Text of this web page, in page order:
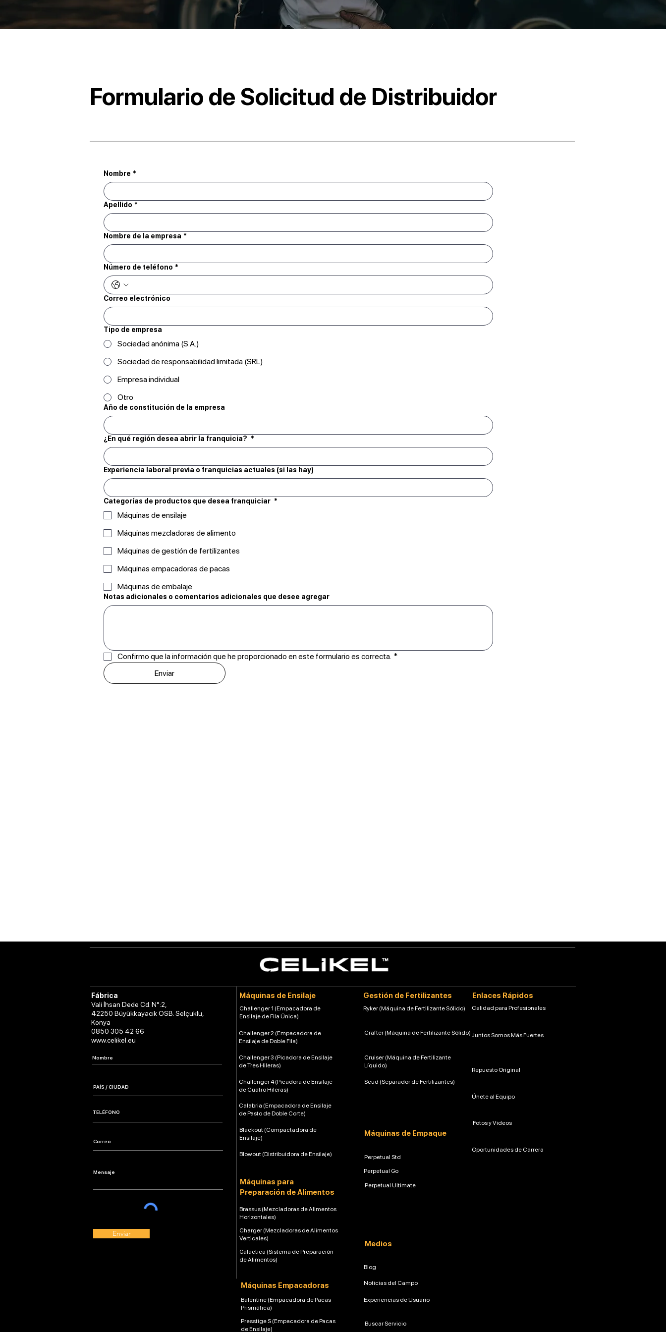
Formulario de Solicitud de Distribuidor
Nombre *
Apellido *
Nombre de la empresa *
Número de teléfono *
Correo electrónico
Tipo de empresa
Sociedad anónima (S.A.)
Sociedad de responsabilidad limitada (SRL)
Empresa individual
Otro
Año de constitución de la empresa
¿En qué región desea abrir la franquicia? *
Experiencia laboral previa o franquicias actuales (si las hay)
Categorías de productos que desea franquiciar *
Máquinas de ensilaje
Máquinas mezcladoras de alimento
Máquinas de gestión de fertilizantes
Máquinas empacadoras de pacas
Máquinas de embalaje
Notas adicionales o comentarios adicionales que desee agregar
Confirmo que la información que he proporcionado en este formulario es correcta. *
Enviar
Fábrica
Vali İhsan Dede Cd. N°:2,
42250 Büyükkayacık OSB. Selçuklu,
Konya
0850 305 42 66
www.celikel.eu
Enviar
Máquinas de Ensilaje
Challenger 1 (Empacadora de
Ensilaje de Fila Única)
Challenger 2 (Empacadora de
Ensilaje de Doble Fila)
Enlaces Rápidos
Ryker (Máquina de Fertilizante Sólido)
Cruiser (Máquina de Fertilizante
Líquido)
Scud (Separador de Fertilizantes)
Calabria (Empacadora de Ensilaje
de Pasto de Doble Corte)
Blackout (Compactadora de
Ensilaje)
Blowout (Distribuidora de Ensilaje)
Gestión de Fertilizantes
Crafter (Máquina de Fertilizante Sólido)
Calidad para Profesionales
Juntos Somos Más Fuertes
Repuesto Original
Fotos y Videos
Oportunidades de Carrera
Máquinas de Empaque
Únete al Equipo
Perpetual Std
Perpetual Go
Máquinas para
Preparación de Alimentos
Perpetual Ultimate
Challenger 4 (Picadora de Ensilaje
de Cuatro Hileras)
Challenger 3 (Picadora de Ensilaje
de Tres Hileras)
Brassus (Mezcladoras de Alimentos
Horizontales)
Medios
Charger (Mezcladoras de Alimentos
Verticales)
Galactica (Sistema de Preparación
de Alimentos)
Máquinas Empacadoras
Blog
Noticias del Campo
Balentine (Empacadora de Pacas
Prismática)
Experiencias de Usuario
Presstige S (Empacadora de Pacas
de Ensilaje)
Buscar Servicio